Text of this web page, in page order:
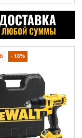
Б 13%